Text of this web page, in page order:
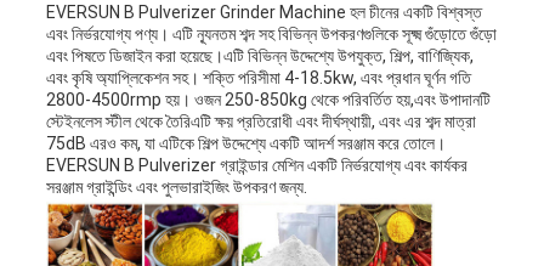
EVERSUN B Pulverizer Grinder Machine হল চীনের একটি বিশ্বস্ত
এবং নির্ভরযোগ্য পণ্য। এটি ন্যূনতম শব্দ সহ বিভিন্ন উপকরণগুলিকে সূক্ষ্ম গুঁড়োতে গুঁড়ো
এবং পিষতে ডিজাইন করা হয়েছে।এটি বিভিন্ন উদ্দেশ্যে উপযুক্ত, শিল্প, বাণিজ্যিক,
এবং কৃষি অ্যাপ্লিকেশন সহ। শক্তি পরিসীমা 4-18.5kw, এবং প্রধান ঘূর্ণন গতি
2800-4500rmp হয়। ওজন 250-850kg থেকে পরিবর্তিত হয়,এবং উপাদানটি
স্টেইনলেস স্টীল থেকে তৈরিএটি ক্ষয় প্রতিরোধী এবং দীর্ঘস্থায়ী, এবং এর শব্দ মাত্রা
75dB এরও কম, যা এটিকে শিল্প উদ্দেশ্যে একটি আদর্শ সরঞ্জাম করে তোলে।
EVERSUN B Pulverizer গ্রাইন্ডার মেশিন একটি নির্ভরযোগ্য এবং কার্যকর
সরঞ্জাম গ্রাইন্ডিং এবং পুলভারাইজিং উপকরণ জন্য.